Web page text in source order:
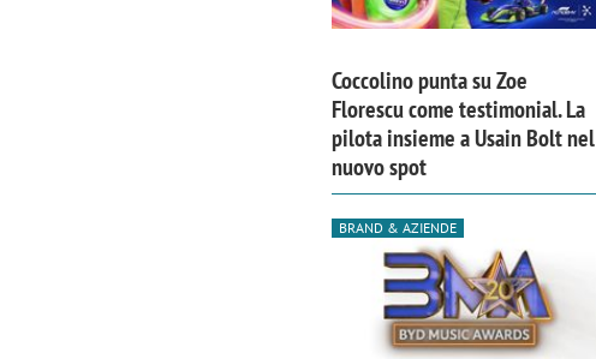
Coccolino punta su Zoe
Florescu come testimonial. La
pilota insieme a Usain Bolt nel
nuovo spot
BRAND & AZIENDE